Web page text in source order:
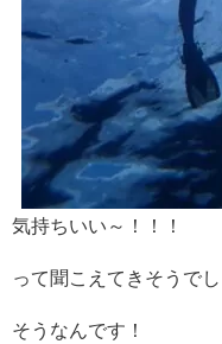
気持ちいい～！！！
って聞こえてきそうで
そうなんです！